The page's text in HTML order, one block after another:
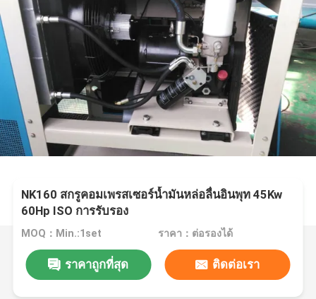
NK160 สกรูคอมเพรสเซอร์น้ำมันหล่อลื่นอินพุท 45Kw
60Hp ISO การรับรอง
MOQ：Min.:1set ราคา：ต่อรองได้
ราคาถูกที่สุด ติดต่อเรา